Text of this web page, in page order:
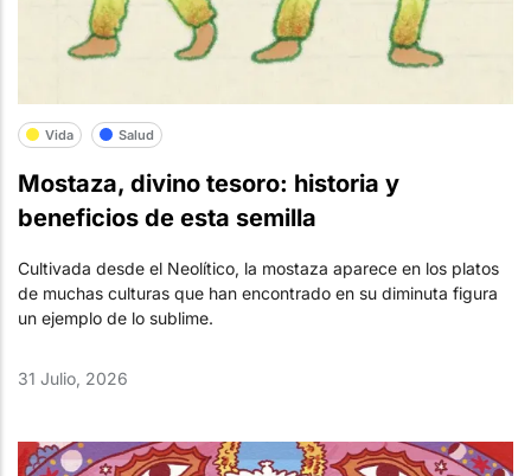
Vida Salud
Mostaza, divino tesoro: historia y
beneficios de esta semilla
Cultivada desde el Neolítico, la mostaza aparece en los platos
de muchas culturas que han encontrado en su diminuta figura
un ejemplo de lo sublime.
31 Julio, 2026